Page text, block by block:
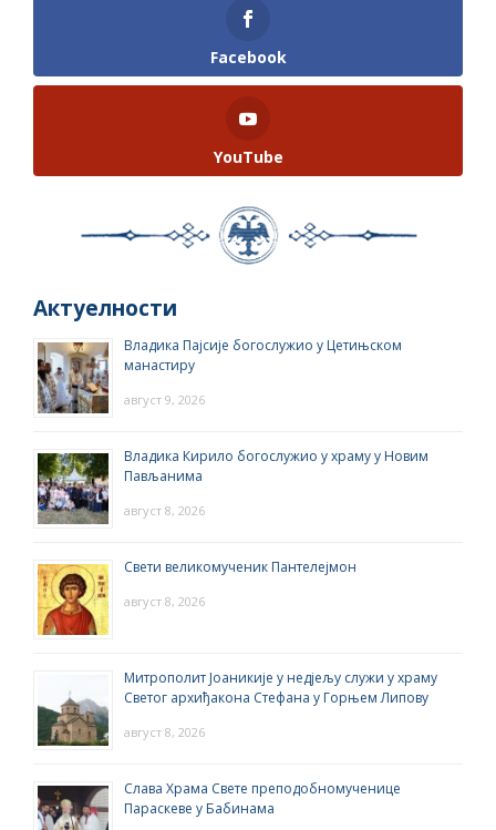
Facebook
YouTube
Актуелности
Владика Пајсије богослужио у Цетињском
манастиру
август 9, 2026
Владика Кирило богослужио у храму у Новим
Пављанима
август 8, 2026
Свети великомученик Пантелејмон
август 8, 2026
Митрополит Јоаникије у недјељу служи у храму
Светог архиђакона Стефана у Горњем Липову
август 8, 2026
Слава Храма Свете преподобномученице
Параскеве у Бабинама